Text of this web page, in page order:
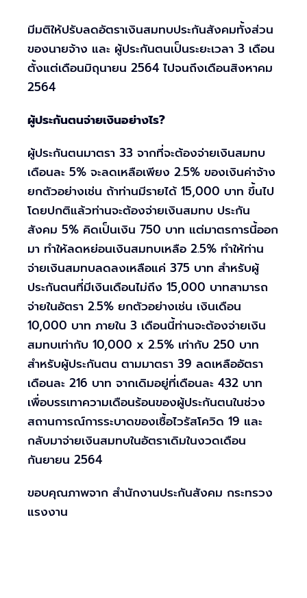
มีมติให้ปรับลดอัตราเงินสมทบประกันสังคมทั้งส่วน
ของนายจ้าง และ ผู้ประกันตนเป็นระยะเวลา 3 เดือน
ตั้งแต่เดือนมิถุนายน 2564 ไปจนถึงเดือนสิงหาคม
2564
ผู้ประกันตนจ่ายเงินอย่างไร?
ผู้ประกันตนมาตรา 33 จากที่จะต้องจ่ายเงินสมทบ
เดือนละ 5% จะลดเหลือเพียง 2.5% ของเงินค่าจ้าง
ยกตัวอย่างเช่น ถ้าท่านมีรายได้ 15,000 บาท ขึ้นไป
โดยปกติแล้วท่านจะต้องจ่ายเงินสมทบ ประกัน
สังคม 5% คิดเป็นเงิน 750 บาท แต่มาตรการนี้ออก
มา ทำให้ลดหย่อนเงินสมทบเหลือ 2.5% ทำให้ท่าน
จ่ายเงินสมทบลดลงเหลือแค่ 375 บาท สำหรับผู้
ประกันตนที่มีเงินเดือนไม่ถึง 15,000 บาทสามารถ
จ่ายในอัตรา 2.5% ยกตัวอย่างเช่น เงินเดือน
10,000 บาท ภายใน 3 เดือนนี้ท่านจะต้องจ่ายเงิน
สมทบเท่ากับ 10,000 x 2.5% เท่ากับ 250 บาท
สำหรับผู้ประกันตน ตามมาตรา 39 ลดเหลืออัตรา
เดือนละ 216 บาท จากเดิมอยู่ที่เดือนละ 432 บาท
เพื่อบรรเทาความเดือนร้อนของผู้ประกันตนในช่วง
สถานการณ์การระบาดของเชื้อไวรัสโควิด 19 และ
กลับมาจ่ายเงินสมทบในอัตราเดิมในงวดเดือน
กันยายน 2564
ขอบคุณภาพจาก สำนักงานประกันสังคม กระทรวง
แรงงาน